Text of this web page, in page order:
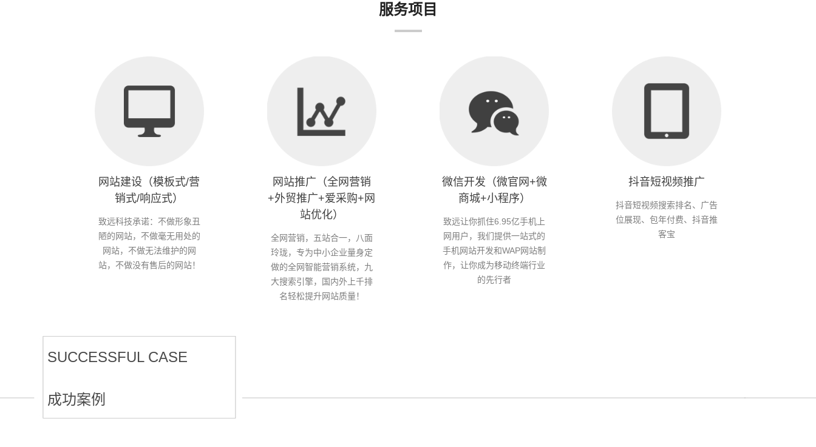
服务项目
网站建设（模板式/营
销式/响应式）
致远科技承诺：不做形象丑
陋的网站，不做毫无用处的
网站，不做无法维护的网
站，不做没有售后的网站！
网站推广（全网营销
+外贸推广+爱采购+网
站优化）
全网营销，五站合一，八面
玲珑，专为中小企业量身定
做的全网智能营销系统，九
大搜索引擎，国内外上千排
名轻松提升网站质量！
微信开发（微官网+微
商城+小程序）
致远让你抓住6.95亿手机上
网用户，我们提供一站式的
手机网站开发和WAP网站制
作，让你成为移动终端行业
的先行者
抖音短视频推广
抖音短视频搜索排名、广告
位展现、包年付费、抖音推
客宝
SUCCESSFUL CASE
成功案例